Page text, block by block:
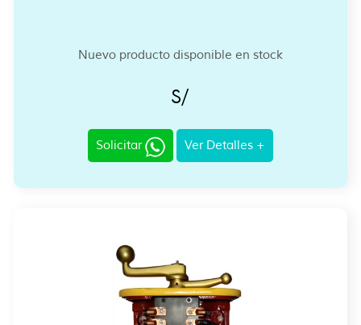
Nuevo producto disponible en stock
S/
Solicitar Ver Detalles +